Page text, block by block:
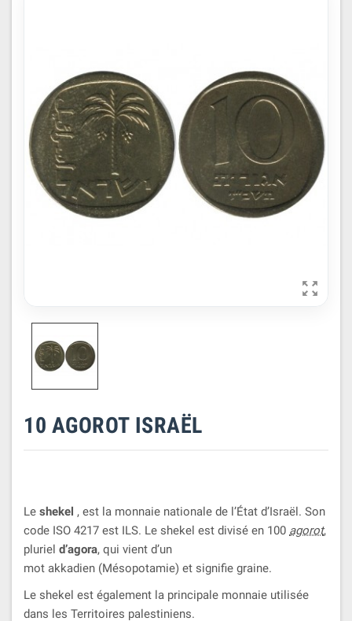

10 AGOROT ISRAËL
Le shekel , est la monnaie nationale de l’État d’Israël. Son
code ISO 4217 est ILS. Le shekel est divisé en 100 agorot,
pluriel d’agora, qui vient d’un
mot akkadien (Mésopotamie) et signifie graine.
Le shekel est également la principale monnaie utilisée
dans les Territoires palestiniens.